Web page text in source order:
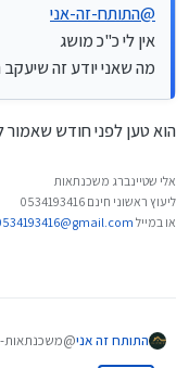
@התותח-זה-אני
אין לי כ"כ מושג
מה שאני יודע זה שיעקב
הוא טען לפני חודש שאמור
אלי שטיינברג משכנתאות
ליעוץ ראשוני חינם 0534193416
או במייל
התותח זה אני